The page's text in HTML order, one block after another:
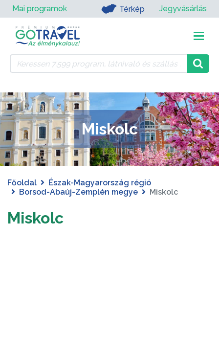
Mai programok Térkép Jegyvásárlás
Miskolc
Főoldal
Észak-Magyarország régió
Borsod-Abaúj-Zemplén megye
Miskolc
Miskolc